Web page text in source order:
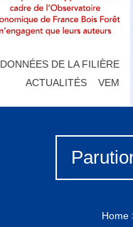
DONNÉES DE LA FILIÈRE
ACTUALITÉS
VEM
Home